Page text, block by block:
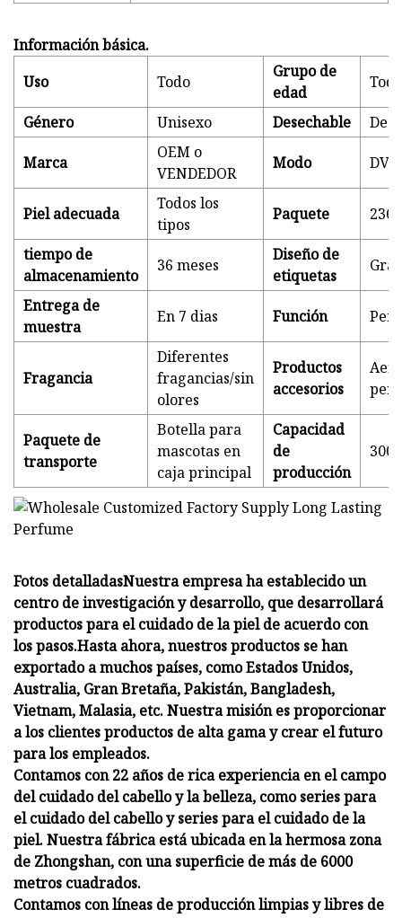
Información básica.
Uso
Todo
Grupo de
edad
Género Unisexo Desechable
Marca
OEM o
VENDEDOR
Modo
Piel adecuada
Todos los
tipos
Paquete
tiempo de
almacenamiento
36 meses
Diseño de
etiquetas
Entrega de
muestra
En 7 dias Función
Fragancia
Diferentes
fragancias/sin
olores
Productos
accesorios
Paquete de
transporte
Botella para
mascotas en
caja principal
Capacidad
de
producción
Fotos detalladasNuestra empresa ha establecido un
centro de investigación y desarrollo, que desarrollará
productos para el cuidado de la piel de acuerdo con
los pasos.Hasta ahora, nuestros productos se han
exportado a muchos países, como Estados Unidos,
Australia, Gran Bretaña, Pakistán, Bangladesh,
Vietnam, Malasia, etc. Nuestra misión es proporcionar
a los clientes productos de alta gama y crear el futuro
para los empleados.
Contamos con 22 años de rica experiencia en el campo
del cuidado del cabello y la belleza, como series para
el cuidado del cabello y series para el cuidado de la
piel. Nuestra fábrica está ubicada en la hermosa zona
de Zhongshan, con una superficie de más de 6000
metros cuadrados.
Contamos con líneas de producción limpias y libres de